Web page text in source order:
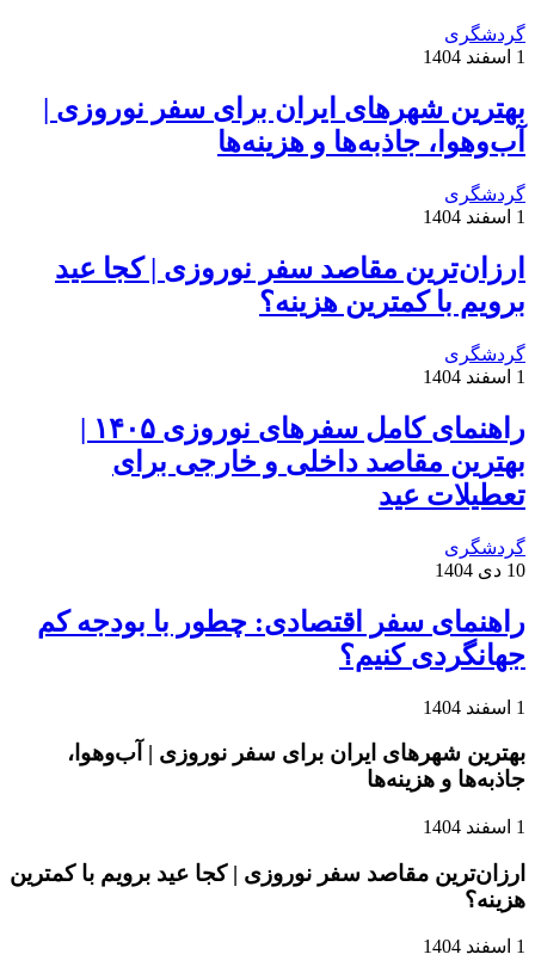
گردشگری
1 اسفند 1404
بهترین شهرهای ایران برای سفر نوروزی |
آب‌وهوا، جاذبه‌ها و هزینه‌ها
گردشگری
1 اسفند 1404
ارزان‌ترین مقاصد سفر نوروزی | کجا عید
برویم با کمترین هزینه؟
گردشگری
1 اسفند 1404
راهنمای کامل سفرهای نوروزی ۱۴۰۵ |
بهترین مقاصد داخلی و خارجی برای
تعطیلات عید
گردشگری
10 دی 1404
راهنمای سفر اقتصادی: چطور با بودجه کم
جهانگردی کنیم؟
1 اسفند 1404
بهترین شهرهای ایران برای سفر نوروزی | آب‌وهوا،
جاذبه‌ها و هزینه‌ها
1 اسفند 1404
ارزان‌ترین مقاصد سفر نوروزی | کجا عید برویم با کمترین
هزینه؟
1 اسفند 1404